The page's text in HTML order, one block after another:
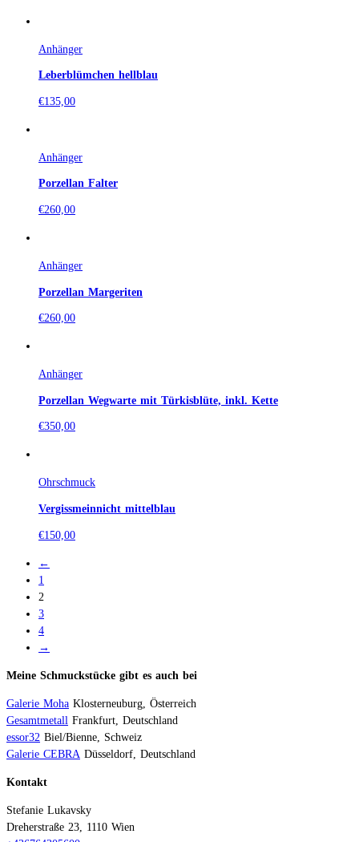
Anhänger
Leberblümchen hellblau
€135,00
Anhänger
Porzellan Falter
€260,00
Anhänger
Porzellan Margeriten
€260,00
Anhänger
Porzellan Wegwarte mit Türkisblüte, inkl. Kette
€350,00
Ohrschmuck
Vergissmeinnicht mittelblau
€150,00
←
1
2
3
4
→
Meine Schmuckstücke gibt es auch bei
Galerie Moha Klosterneuburg, Österreich
Gesamtmetall Frankfurt, Deutschland
essor32 Biel/Bienne, Schweiz
Galerie CEBRA Düsseldorf, Deutschland
Kontakt
Stefanie Lukavsky
Dreherstraße 23, 1110 Wien